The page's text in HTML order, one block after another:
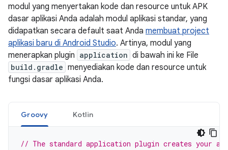
modul yang menyertakan kode dan resource untuk APK
dasar aplikasi Anda adalah modul aplikasi standar, yang
didapatkan secara default saat Anda membuat project
aplikasi baru di Android Studio. Artinya, modul yang
menerapkan plugin application di bawah ini ke File
build.gradle menyediakan kode dan resource untuk
fungsi dasar aplikasi Anda.
Groovy Kotlin
// The standard application plugin creates your